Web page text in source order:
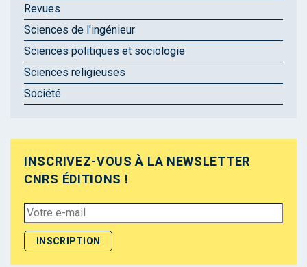
Revues
Sciences de l'ingénieur
Sciences politiques et sociologie
Sciences religieuses
Société
INSCRIVEZ-VOUS À LA NEWSLETTER
CNRS ÉDITIONS !